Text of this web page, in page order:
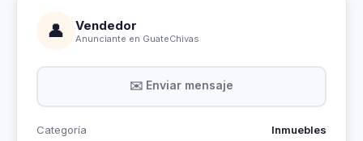
👤 Vendedor
Anunciante en GuateChivas
✉️ Enviar mensaje
Categoría
Inmuebles